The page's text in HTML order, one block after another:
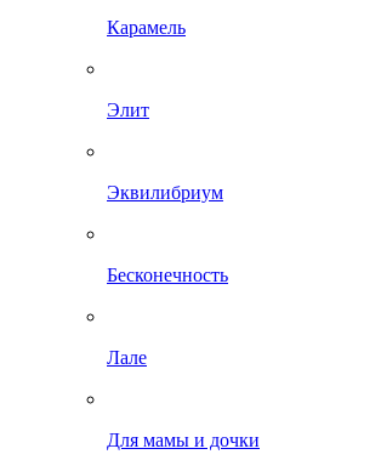
Карамель
Элит
Эквилибриум
Бесконечность
Лале
Для мамы и дочки